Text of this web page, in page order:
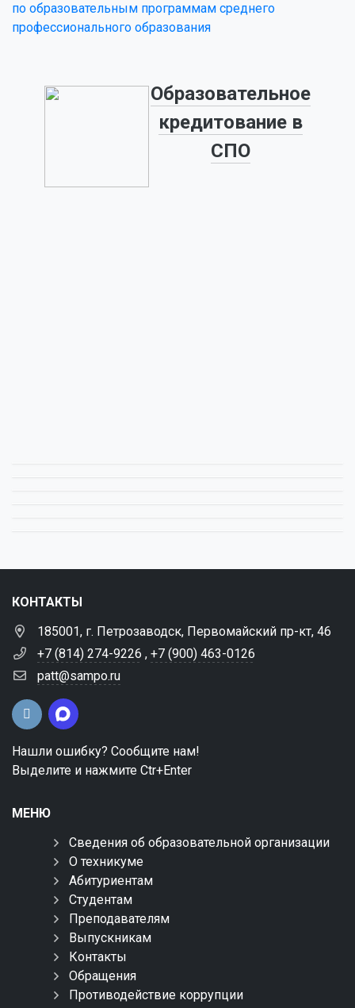
по образовательным программам среднего
профессионального образования
Образовательное
кредитование в
СПО
КОНТАКТЫ
185001, г. Петрозаводск, Первомайский пр-кт, 46
+7 (814) 274-9226 , +7 (900) 463-0126
patt@sampo.ru
Нашли ошибку? Сообщите нам!
Выделите и нажмите Ctr+Enter
МЕНЮ
Сведения об образовательной организации
О техникуме
Абитуриентам
Студентам
Преподавателям
Выпускникам
Контакты
Обращения
Противодействие коррупции